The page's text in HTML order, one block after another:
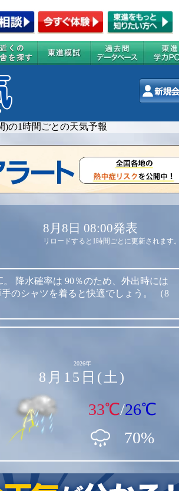
)の1時間ごとの天気予報
8月8日 08:00発表
リロードすると1時間ごとに更新されます。
降水確率は 90％のため、外出時には
のシャツを着ると快適でしょう。
（8
2026年
8月15日(土)
33℃/26℃
70%